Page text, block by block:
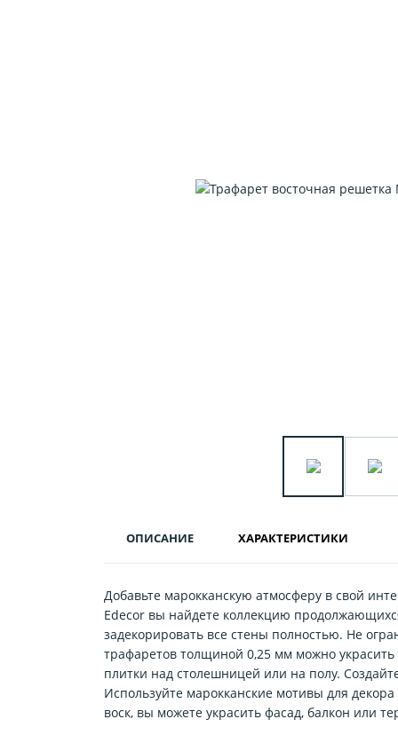
ОПИСАНИЕ ХАРАКТЕРИСТИКИ
Добавьте марокканскую атмосферу в свой
Edecor вы найдете коллекцию
задекорировать все стены полностью. Не
трафаретов толщиной 0,25 мм можно
плитки над столешницей или на полу.
Используйте марокканские мотивы для
воск, вы можете украсить фасад, балкон или